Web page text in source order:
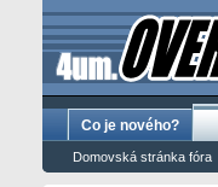
Co je nového?
Domovská stránka fóra